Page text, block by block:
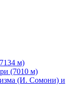
м)
(7010 м)
(И. Сомони) и